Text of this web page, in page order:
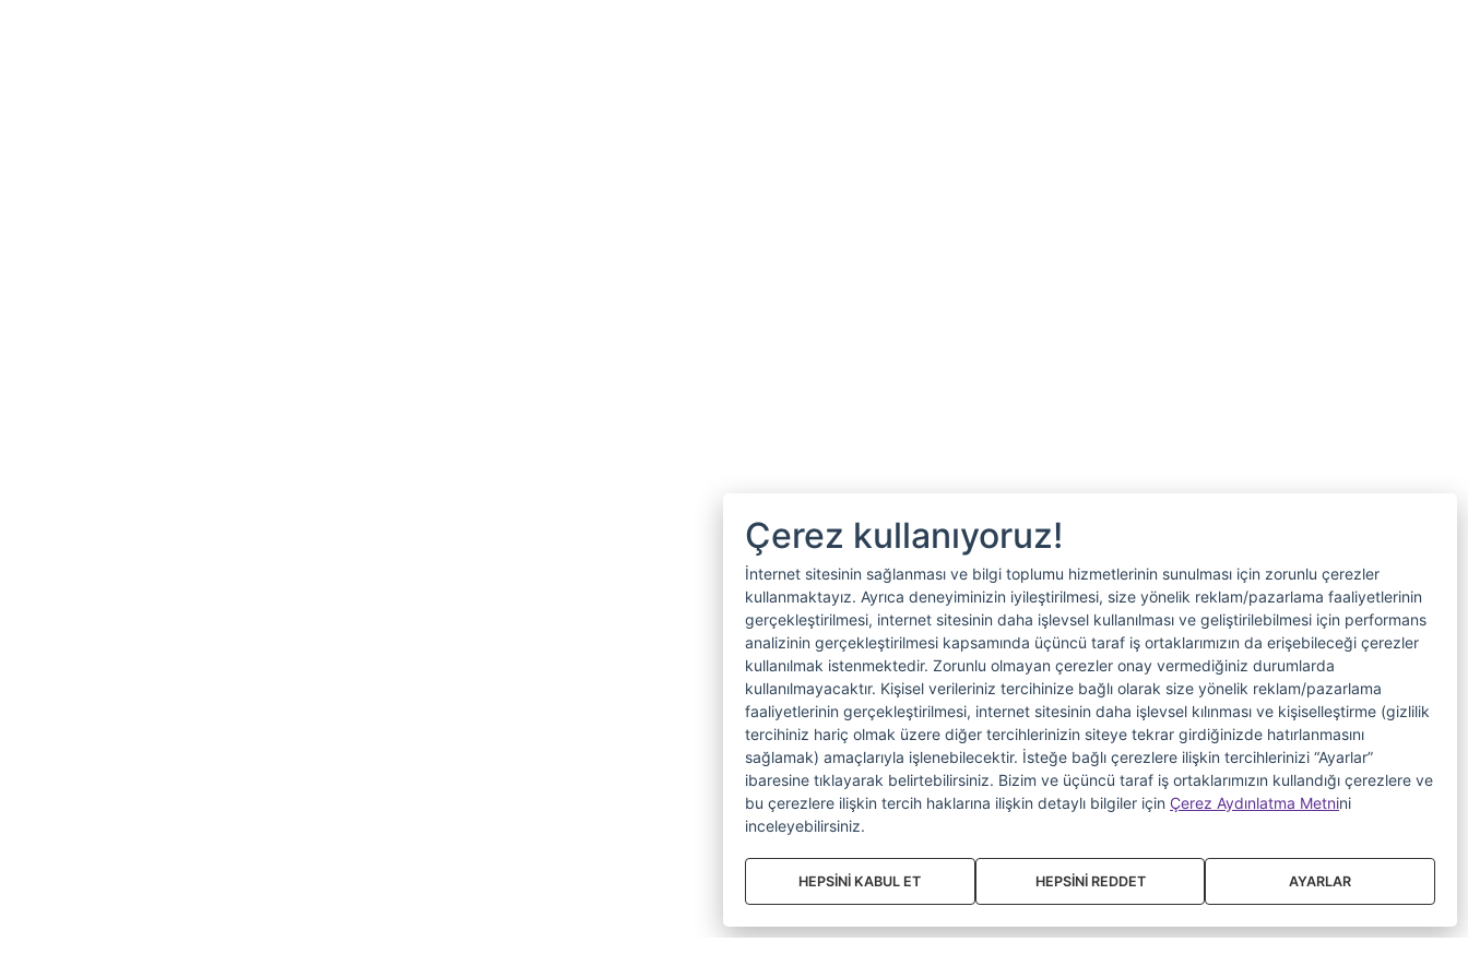
Çerez kullanıyoruz!
İnternet sitesinin sağlanması ve bilgi toplumu hizmetlerinin sunulması için zorunlu çerezler
kullanmaktayız. Ayrıca deneyiminizin iyileştirilmesi, size yönelik reklam/pazarlama faaliyetlerinin
gerçekleştirilmesi, internet sitesinin daha işlevsel kullanılması ve geliştirilebilmesi için performans
analizinin gerçekleştirilmesi kapsamında üçüncü taraf iş ortaklarımızın da erişebileceği çerezler
kullanılmak istenmektedir. Zorunlu olmayan çerezler onay vermediğiniz durumlarda
kullanılmayacaktır. Kişisel verileriniz tercihinize bağlı olarak size yönelik reklam/pazarlama
faaliyetlerinin gerçekleştirilmesi, internet sitesinin daha işlevsel kılınması ve kişiselleştirme (gizlilik
tercihiniz hariç olmak üzere diğer tercihlerinizin siteye tekrar girdiğinizde hatırlanmasını
sağlamak) amaçlarıyla işlenebilecektir. İsteğe bağlı çerezlere ilişkin tercihlerinizi “Ayarlar”
ibaresine tıklayarak belirtebilirsiniz. Bizim ve üçüncü taraf iş ortaklarımızın kullandığı çerezlere ve
bu çerezlere ilişkin tercih haklarına ilişkin detaylı bilgiler için Çerez Aydınlatma Metnini
inceleyebilirsiniz.
HEPSİNİ KABUL ET HEPSİNİ REDDET AYARLAR